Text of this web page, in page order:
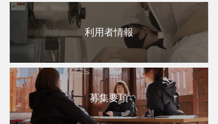
利用者情報
募集要項